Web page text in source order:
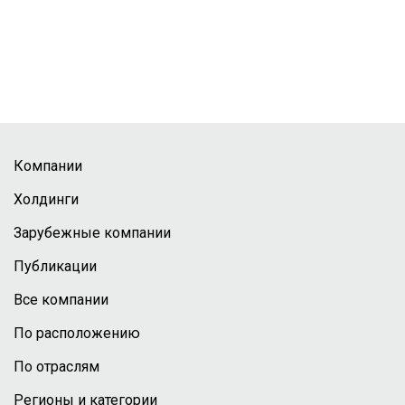
Компании
Холдинги
Зарубежные компании
Публикации
Все компании
По расположению
По отраслям
Регионы и категории